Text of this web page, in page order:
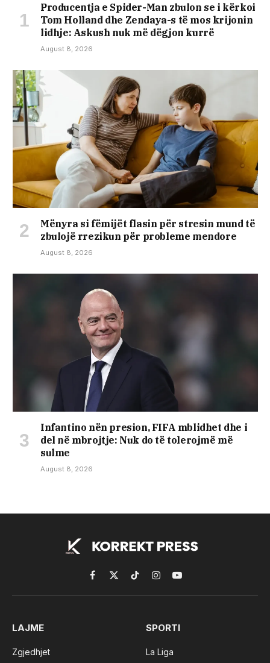
Producentja e Spider-Man zbulon se i kërkoi
Tom Holland dhe Zendaya-s të mos krijonin
lidhje: Askush nuk më dëgjon kurrë
August 8, 2026
Mënyra si fëmijët flasin për stresin mund të
zbulojë rrezikun për probleme mendore
August 8, 2026
Infantino nën presion, FIFA mblidhet dhe i
del në mbrojtje: Nuk do të tolerojmë më
sulme
August 8, 2026
Facebook
X
(Twitter)
TikTokInstagramYouTube
LAJME
Zgjedhjet
SPORTI
La Liga